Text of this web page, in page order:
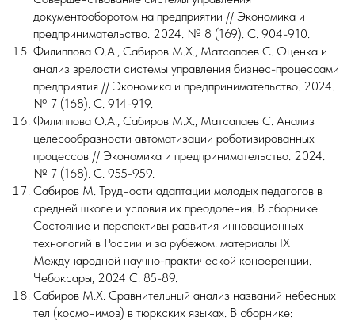
документооборотом на предприятии // Экономика и
предпринимательство. 2024. № 8 (169). С. 904-910.
Филиппова О.А., Сабиров М.Х., Матсапаев С. Оценка и
анализ зрелости системы управления бизнес-процессами
предприятия // Экономика и предпринимательство. 2024.
№ 7 (168). С. 914-919.
Филиппова О.А., Сабиров М.Х., Матсапаев С. Анализ
целесообразности автоматизации роботизированных
процессов // Экономика и предпринимательство. 2024.
№ 7 (168). С. 955-959.
Сабиров М. Трудности адаптации молодых педагогов в
средней школе и условия их преодоления. В сборнике:
Состояние и перспективы развития инновационных
технологий в России и за рубежом. материалы IX
Международной научно-практической конференции.
Чебоксары, 2024 С. 85-89.
Сабиров М.Х. Сравнительный анализ названий небесных
тел (космонимов) в тюркских языках. В сборнике: